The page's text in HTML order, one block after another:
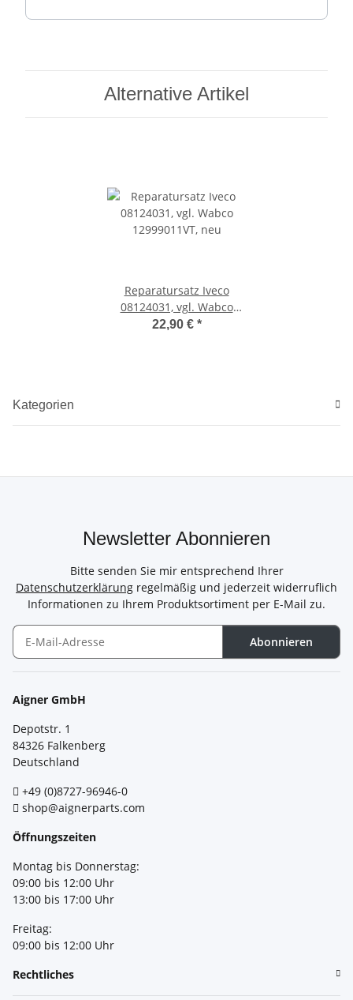
Alternative Artikel
Reparatursatz Iveco
08124031, vgl. Wabco
12999011VT, neu
22,90 € *
Kategorien
Newsletter Abonnieren
Bitte senden Sie mir entsprechend Ihrer
Datenschutzerklärung regelmäßig und jederzeit widerruflich
Informationen zu Ihrem Produktsortiment per E-Mail zu.
Abonnieren
Aigner GmbH
Depotstr. 1
84326 Falkenberg
Deutschland
+49 (0)8727-96946-0
shop@aignerparts.com
Öffnungszeiten
Montag bis Donnerstag:
09:00 bis 12:00 Uhr
13:00 bis 17:00 Uhr
Freitag:
09:00 bis 12:00 Uhr
Rechtliches